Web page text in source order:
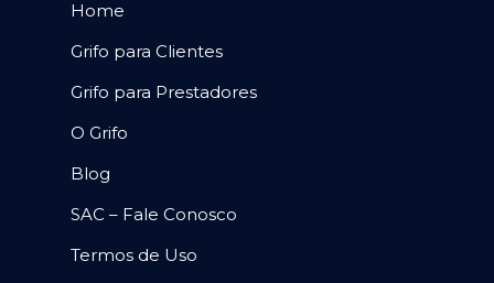
Home
Grifo para Clientes
Grifo para Prestadores
O Grifo
Blog
SAC – Fale Conosco
Termos de Uso